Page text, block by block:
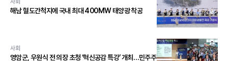
해남 혈도간척지에 국내 최대 400MW 태양광 착공
사회
영암군, 우원식 전 의장 초청 ‘혁신공감 특강’ 개최…민주주